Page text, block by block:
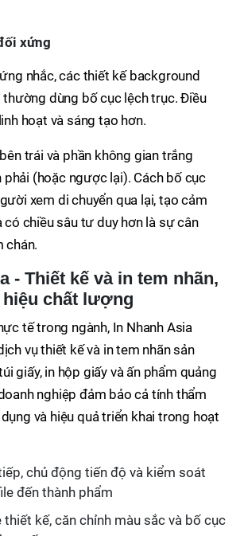
xứng
nhắc, các thiết kế background
dùng bố cục lệch trục. Điều
hoạt và sáng tạo hơn.
trái và phần không gian trắng
phải (hoặc ngược lại). Cách bố cục
xem di chuyển qua lại, tạo cảm
có chiều sâu tư duy hơn là sự cân
chán.
- Thiết kế và in tem nhãn,
chất lượng
tế trong ngành, In Nhanh Asia
vụ thiết kế và in tem nhãn sản
giấy, in hộp giấy và ấn phẩm quảng
nghiệp đảm bảo cả tính thẩm
và hiệu quả triển khai trong hoạt
chủ động tiến độ và kiểm soát
đến thành phẩm
kế, căn chỉnh màu sắc và bố cục